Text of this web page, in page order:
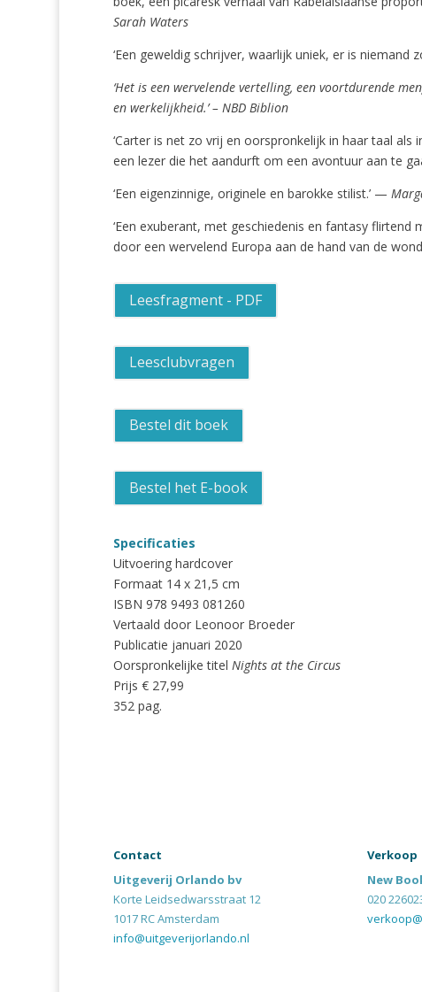
Sarah Waters
‘Een geweldig schrijver, waarlijk uniek, er is niemand
‘Het is een wervelende vertelling, een voortdurende
en werkelijkheid.’ – NBD Biblion
‘Carter is net zo vrij en oorspronkelijk in haar taal als
een lezer die het aandurft om een avontuur aan te
‘Een eigenzinnige, originele en barokke stilist.’ —
‘Een exuberant, met geschiedenis en fantasy
door een wervelend Europa aan de hand van de
Leesfragment - PDF
Leesclubvragen
Bestel dit boek
Bestel het E-book
Specificaties
Uitvoering hardcover
Formaat 14 x 21,5 cm
ISBN 978 9493 081260
Vertaald door Leonoor Broeder
Publicatie januari 2020
Oorspronkelijke titel Nights at the Circus
Prijs € 27,99
352 pag.
Contact
Uitgeverij Orlando bv
Korte Leidsedwarsstraat 12
1017 RC Amsterdam
info@uitgeverijorlando.nl
Verkoop
New
020